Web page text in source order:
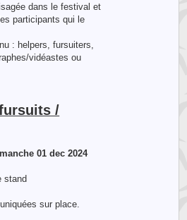
dans le festival et
participants qui le
: helpers, fursuiters,
vidéastes ou
/
01 dec 2024
stand
sur place.